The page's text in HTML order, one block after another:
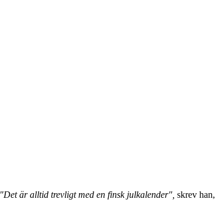
"Det är alltid trevligt med en finsk julkalender", skrev